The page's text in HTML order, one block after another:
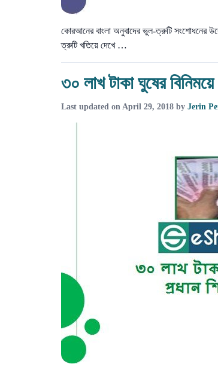
কোরআনের বাংলা অনুবাদের ভুল-ত্রুটি সংশোধনের
ত্রুটি খতিয়ে দেখে …
৩০ লাখ টাকা ঘুষের
Last updated on April 29, 2018 by Jerin